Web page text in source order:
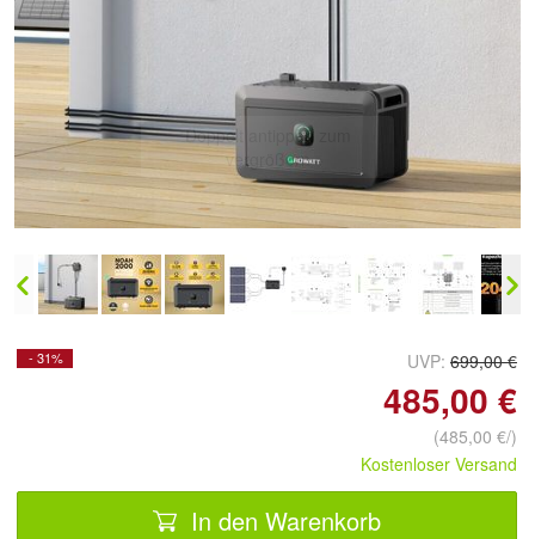
Doppelt antippen zum
vergrößern
- 31% UVP: 699,00 €
485,00 €
(485,00 €/)
Kostenloser Versand
In den Warenkorb